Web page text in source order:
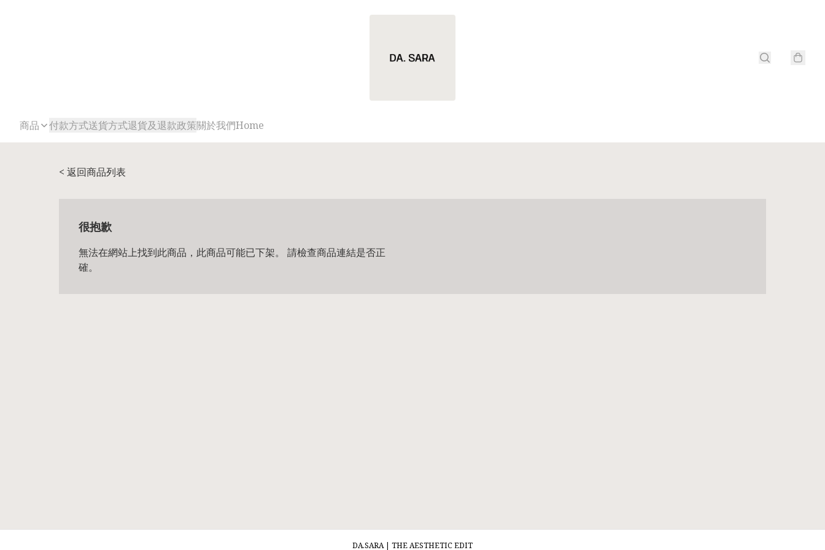
商品 付款方式送貨方式退貨及退款政策關於我們Home
< 返回商品列表
很抱歉
無法在網站上找到此商品，此商品可能已下架。 請檢查商品連結是否正
確。
DA.SARA | THE AESTHETIC EDIT